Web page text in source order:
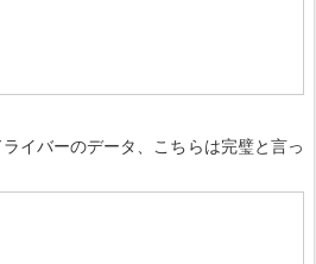
イバーのデータ、こちらは完璧と言っ